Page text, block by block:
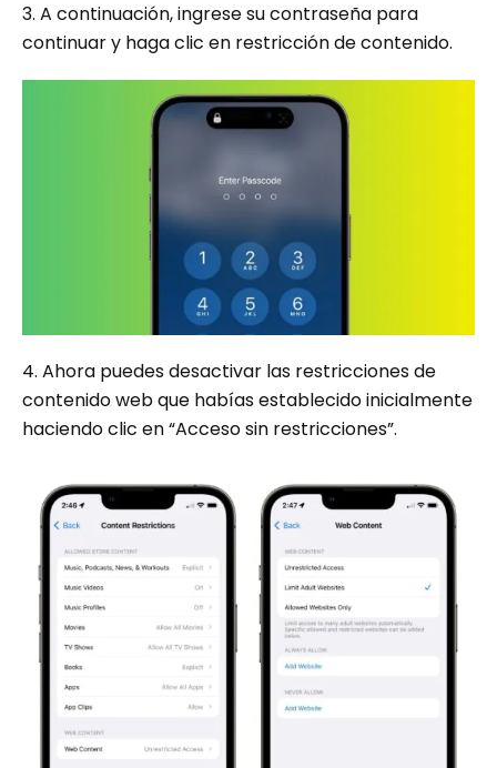
3. A continuación, ingrese su contraseña para
continuar y haga clic en restricción de contenido.
4. Ahora puedes desactivar las restricciones de
contenido web que habías establecido inicialmente
haciendo clic en “Acceso sin restricciones”.